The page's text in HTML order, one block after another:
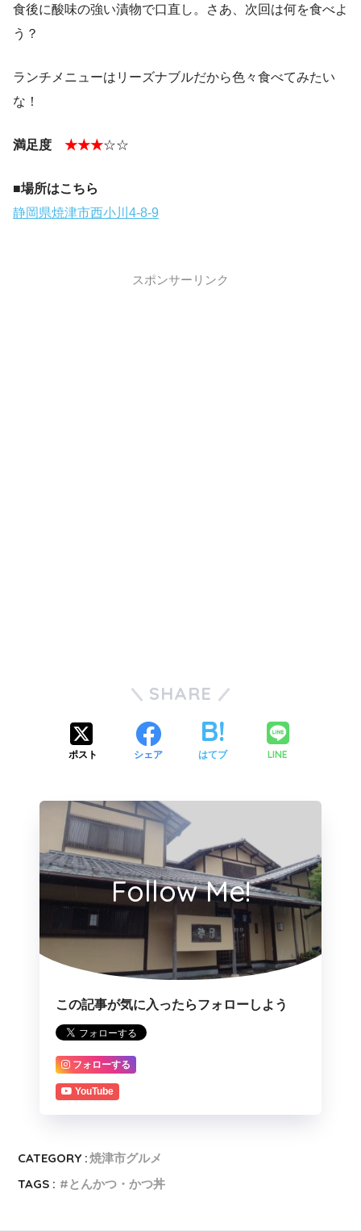
食後に酸味の強い漬物で口直し。さあ、次回は何を食べよ
う？
ランチメニューはリーズナブルだから色々食べてみたい
な！
満足度 ★★★☆☆
■場所はこちら
静岡県焼津市西小川4-8-9
スポンサーリンク
SHARE
ポスト シェア はてブ LINE
Follow Me!
この記事が気に入ったらフォローしよう
フォローする
YouTube
CATEGORY :焼津市グルメ
TAGS :
とんかつ・かつ丼